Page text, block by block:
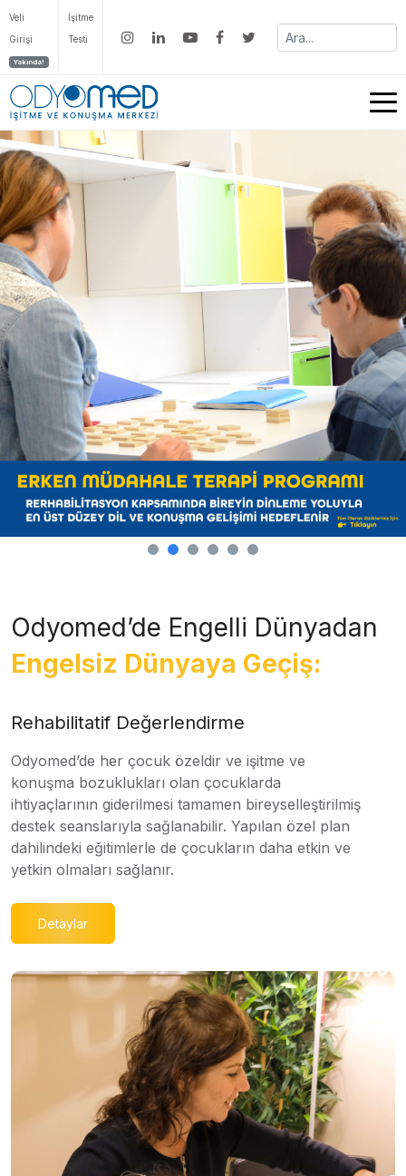
Veli
Girişi
Yakında!
İşitme
Testi
Odyomed’de Engelli Dünyadan
Engelsiz Dünyaya Geçiş:
Rehabilitatif Değerlendirme
Odyomed’de her çocuk özeldir ve işitme ve
konuşma bozuklukları olan çocuklarda
ihtiyaçlarının giderilmesi tamamen bireyselleştirilmiş
destek seanslarıyla sağlanabilir. Yapılan özel plan
dahilindeki eğitimlerle de çocukların daha etkin ve
yetkin olmaları sağlanır.
Detaylar